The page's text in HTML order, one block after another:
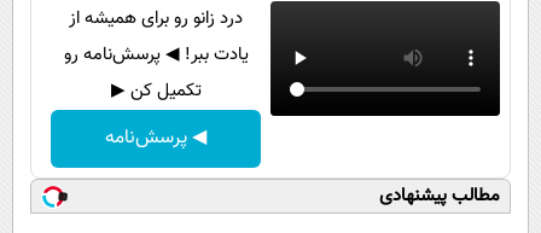
درد زانو رو برای همیشه از
یادت ببر! ◀ پرسش‌نامه رو
تکمیل کن ▶
◀ پرسش‌نامه
مطالب پیشنهادی